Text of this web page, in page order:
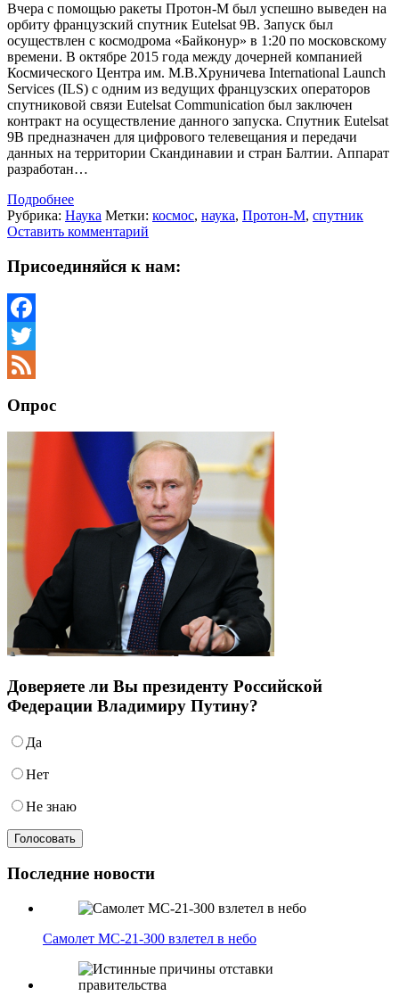
Вчера с помощью ракеты Протон-М был успешно выведен на
орбиту французский спутник Eutelsat 9B. Запуск был
осуществлен с космодрома «Байконур» в 1:20 по московскому
времени. В октябре 2015 года между дочерней компанией
Космического Центра им. М.В.Хруничева International Launch
Services (ILS) с одним из ведущих французских операторов
спутниковой связи Eutelsat Communication был заключен
контракт на осуществление данного запуска. Спутник Eutelsat
9B предназначен для цифрового телевещания и передачи
данных на территории Скандинавии и стран Балтии. Аппарат
разработан…
Подробнее
Рубрика: Наука Метки: космос, наука, Протон-М, спутник
Оставить комментарий
Присоединяйся к нам:
Facebook
Twitter
Опрос
Доверяете ли Вы президенту Российской
Федерации Владимиру Путину?
Да
Нет
Не знаю
Последние новости
Самолет МС-21-300 взлетел в небо